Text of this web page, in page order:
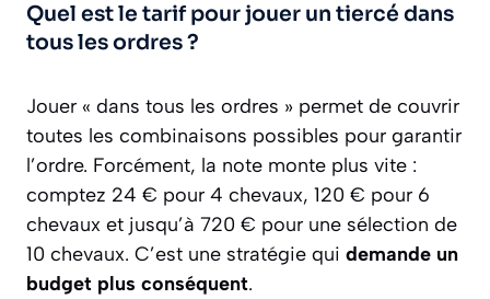
Quel est le tarif pour jouer un tiercé dans
tous les ordres ?
Jouer « dans tous les ordres » permet de couvrir
toutes les combinaisons possibles pour garantir
l’ordre. Forcément, la note monte plus vite :
comptez 24 € pour 4 chevaux, 120 € pour 6
chevaux et jusqu’à 720 € pour une sélection de
10 chevaux. C’est une stratégie qui demande un
budget plus conséquent.